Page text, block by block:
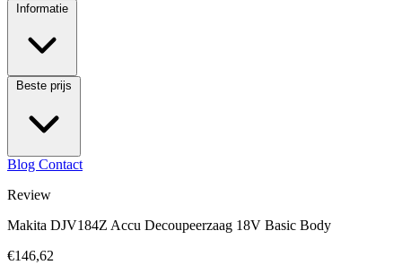
Informatie
Beste prijs
Blog Contact
Review
Makita DJV184Z Accu Decoupeerzaag 18V Basic Body
€146,62